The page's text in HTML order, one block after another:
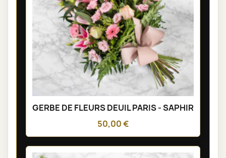
GERBE DE FLEURS DEUIL PARIS - SAPHIR
50,00 €